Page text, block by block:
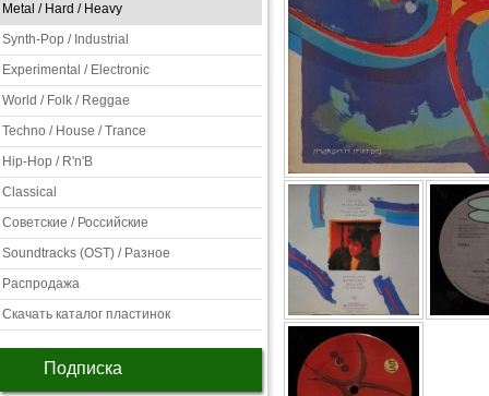
Metal / Hard / Heavy
Synth-Pop / Industrial
Experimental / Electronic
World / Folk / Reggae
Techno / House / Trance
Hip-Hop / R'n'B
Classical
Советские / Российские
Soundtracks (OST) / Разное
Распродажа
Скачать каталог пластинок
Подписка